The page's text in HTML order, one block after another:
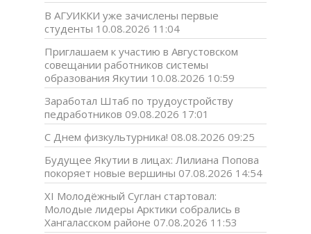
В АГУИККИ уже зачислены первые
студенты 10.08.2026 11:04
Приглашаем к участию в Августовском
совещании работников системы
образования Якутии 10.08.2026 10:59
Заработал Штаб по трудоустройству
педработников 09.08.2026 17:01
С Днем физкультурника! 08.08.2026 09:25
Будущее Якутии в лицах: Лилиана Попова
покоряет новые вершины 07.08.2026 14:54
XI Молодёжный Суглан стартовал:
Молодые лидеры Арктики собрались в
Хангаласском районе 07.08.2026 11:53